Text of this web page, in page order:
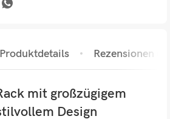
Produktdetails Rezensionen (0)
mit großzügigem
Design